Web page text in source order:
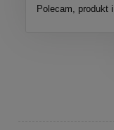
Polecam, produkt